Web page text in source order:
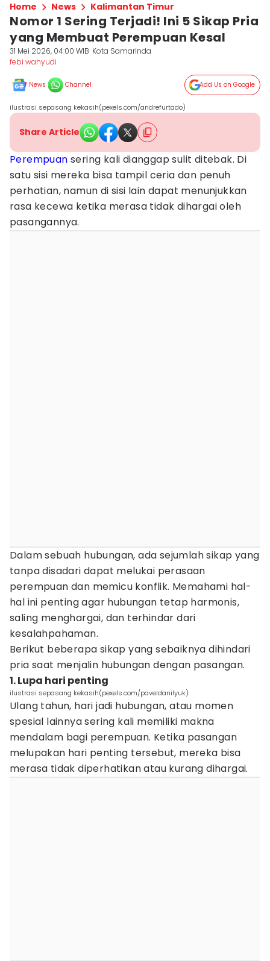
Home News Kalimantan Timur
Nomor 1 Sering Terjadi! Ini 5 Sikap Pria
yang Membuat Perempuan Kesal
31 Mei 2026, 04:00 WIB Kota Samarinda
febi wahyudi
News Channel Add Us on Google
ilustrasi sepasang kekasih(pexels.com/andrefurtado)
Share Article
Perempuan sering kali dianggap sulit ditebak. Di
satu sisi mereka bisa tampil ceria dan penuh
perhatian, namun di sisi lain dapat menunjukkan
rasa kecewa ketika merasa tidak dihargai oleh
pasangannya.
Dalam sebuah hubungan, ada sejumlah sikap yang
tanpa disadari dapat melukai perasaan
perempuan dan memicu konflik. Memahami hal-
hal ini penting agar hubungan tetap harmonis,
saling menghargai, dan terhindar dari
kesalahpahaman.
Berikut beberapa sikap yang sebaiknya dihindari
pria saat menjalin hubungan dengan pasangan.
1. Lupa hari penting
ilustrasi sepasang kekasih(pexels.com/paveldanilyuk)
Ulang tahun, hari jadi hubungan, atau momen
spesial lainnya sering kali memiliki makna
mendalam bagi perempuan. Ketika pasangan
melupakan hari penting tersebut, mereka bisa
merasa tidak diperhatikan atau kurang dihargai.